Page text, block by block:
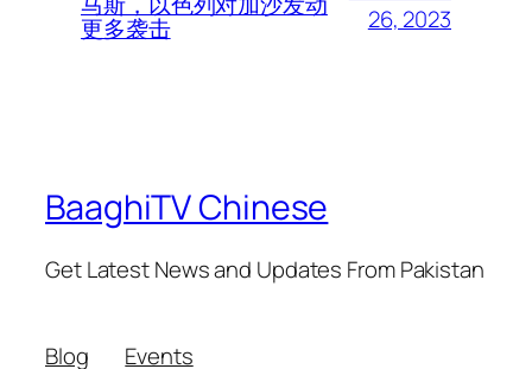
更多袭击
26, 2023
BaaghiTV Chinese
Get Latest News and Updates From Pakistan
Blog Events